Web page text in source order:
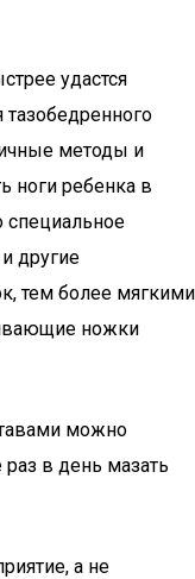
удастся
методы и
ноги ребенка в
специальное
другие
тем более мягкими
ножки
можно
в день мазать
а не